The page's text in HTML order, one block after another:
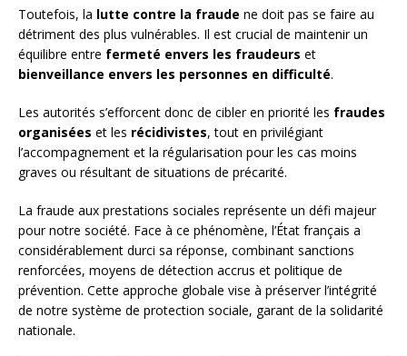
Toutefois, la lutte contre la fraude ne doit pas se faire au
détriment des plus vulnérables. Il est crucial de maintenir un
équilibre entre fermeté envers les fraudeurs et
bienveillance envers les personnes en difficulté.
Les autorités s’efforcent donc de cibler en priorité les fraudes
organisées et les récidivistes, tout en privilégiant
l’accompagnement et la régularisation pour les cas moins
graves ou résultant de situations de précarité.
La fraude aux prestations sociales représente un défi majeur
pour notre société. Face à ce phénomène, l’État français a
considérablement durci sa réponse, combinant sanctions
renforcées, moyens de détection accrus et politique de
prévention. Cette approche globale vise à préserver l’intégrité
de notre système de protection sociale, garant de la solidarité
nationale.